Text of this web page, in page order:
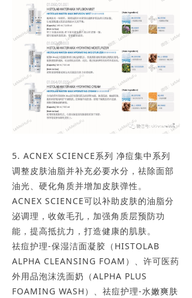
5. ACNEX SCIENCE系列 净痘集中系列
调整皮肤油脂并补充必要水分，祛除面部
油光、硬化角质并增加皮肤弹性。
ACNEX SCIENCE可以补助皮肤的油脂分
泌调理，收敛毛孔，加强角质层预防功
能，提高抵抗力，打造健康的肌肤。
祛痘护理-保湿洁面凝胶（HISTOLAB
ALPHA CLEANSING FOAM）、许可医药
外用品泡沫洗面奶（ALPHA PLUS
FOAMING WASH）、祛痘护理-水嫩爽肤